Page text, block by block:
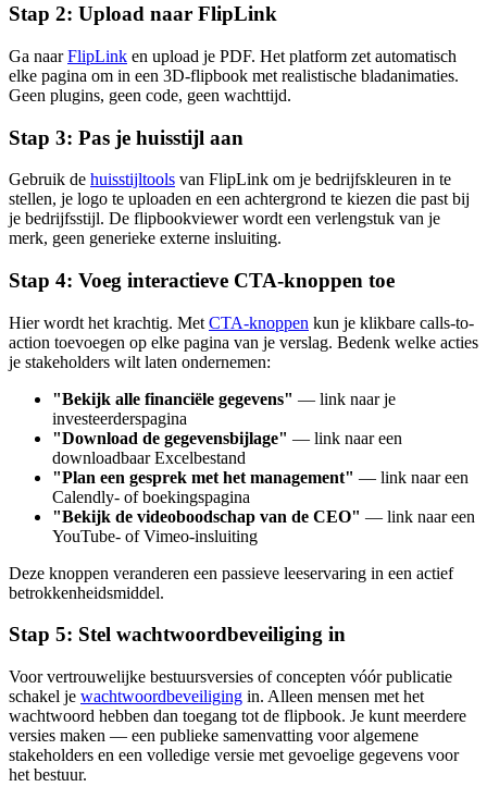
Stap 2: Upload naar FlipLink
Ga naarFlipLink en upload je PDF. Het platform zet automatisch
elke pagina om in een 3D-flipbook met realistische bladanimaties.
Geen plugins, geen code, geen wachttijd.
Stap 3: Pas je huisstijl aan
Gebruik de huisstijltools van FlipLink om je bedrijfskleuren in te
stellen, je logo te uploaden en een achtergrond te kiezen die past bij
je bedrijfsstijl. De flipbookviewer wordt een verlengstuk van je
merk, geen generieke externe insluiting.
Stap 4: Voeg interactieve CTA-knoppen toe
Hier wordt het krachtig. Met CTA-knoppen kun je klikbare calls-to-
action toevoegen op elke pagina van je verslag. Bedenk welke acties
je stakeholders wilt laten ondernemen:
"Bekijk alle financiële gegevens" — link naar je
investeerderspagina
"Download de gegevensbijlage" — link naar een
downloadbaar Excelbestand
"Plan een gesprek met het management" — link naar een
Calendly- of boekingspagina
"Bekijk de videoboodschap van de CEO" — link naar een
YouTube- of Vimeo-insluiting
Deze knoppen veranderen een passieve leeservaring in een actief
betrokkenheidsmiddel.
Stap 5: Stel wachtwoordbeveiliging in
Voor vertrouwelijke bestuursversies of concepten vóór publicatie
schakel je wachtwoordbeveiliging in. Alleen mensen met het
wachtwoord hebben dan toegang tot de flipbook. Je kunt meerdere
versies maken — een publieke samenvatting voor algemene
stakeholders en een volledige versie met gevoelige gegevens voor
het bestuur.